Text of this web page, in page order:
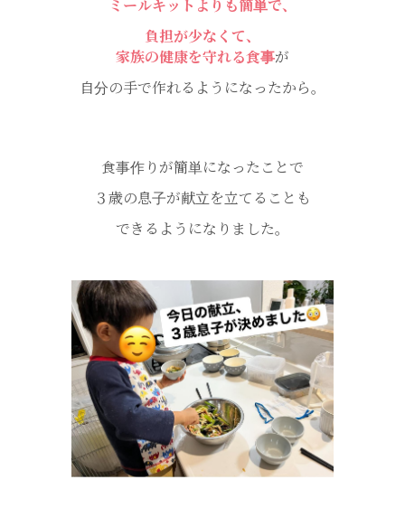
ミールキットよりも簡単で、
負担が少なくて、
家族の健康を守れる食事が
自分の手で作れるようになったから。
食事作りが簡単になったことで
３歳の息子が献立を立てることも
できるようになりました。